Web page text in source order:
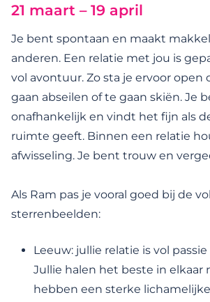
21 maart – 19 april
Je bent spontaan en maakt
anderen. Een relatie met jou is
vol avontuur. Zo sta je ervoor open
gaan abseilen of te gaan skiën. Je
onafhankelijk en vindt het fijn als
ruimte geeft. Binnen een relatie
afwisseling. Je bent trouw en
Als Ram pas je vooral goed bij de
sterrenbeelden:
Leeuw: jullie relatie is vol
Jullie halen het beste in elkaar
hebben een sterke lichamelijke